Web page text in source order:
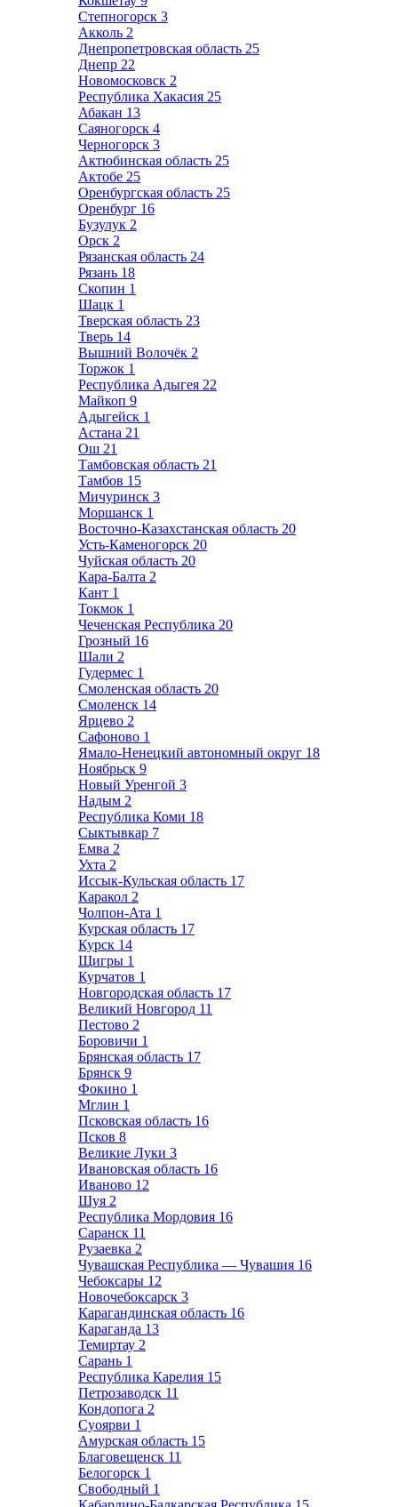
Степногорск 3
Акколь 2
Днепропетровская область 25
Днепр 22
Новомосковск 2
Республика Хакасия 25
Абакан 13
Саяногорск 4
Черногорск 3
Актюбинская область 25
Актобе 25
Оренбургская область 25
Оренбург 16
Бузулук 2
Орск 2
Рязанская область 24
Рязань 18
Скопин 1
Шацк 1
Тверская область 23
Тверь 14
Вышний Волочёк 2
Торжок 1
Республика Адыгея 22
Майкоп 9
Адыгейск 1
Астана 21
Ош 21
Тамбовская область 21
Тамбов 15
Мичуринск 3
Моршанск 1
Восточно-Казахстанская область 20
Усть-Каменогорск 20
Чуйская область 20
Кара-Балта 2
Кант 1
Токмок 1
Чеченская Республика 20
Грозный 16
Шали 2
Гудермес 1
Смоленская область 20
Смоленск 14
Ярцево 2
Сафоново 1
Ямало-Ненецкий автономный округ 18
Ноябрьск 9
Новый Уренгой 3
Надым 2
Республика Коми 18
Сыктывкар 7
Емва 2
Ухта 2
Иссык-Кульская область 17
Каракол 2
Чолпон-Ата 1
Курская область 17
Курск 14
Щигры 1
Курчатов 1
Новгородская область 17
Великий Новгород 11
Пестово 2
Боровичи 1
Брянская область 17
Брянск 9
Фокино 1
Мглин 1
Псковская область 16
Псков 8
Великие Луки 3
Ивановская область 16
Иваново 12
Шуя 2
Республика Мордовия 16
Саранск 11
Рузаевка 2
Чувашская Республика — Чувашия 16
Чебоксары 12
Новочебоксарск 3
Карагандинская область 16
Караганда 13
Темиртау 2
Сарань 1
Республика Карелия 15
Петрозаводск 11
Кондопога 2
Суоярви 1
Амурская область 15
Благовещенск 11
Белогорск 1
Свободный 1